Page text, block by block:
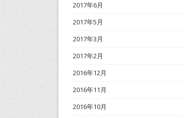
2017年6月
2017年5月
2017年3月
2017年2月
2016年12月
2016年11月
2016年10月